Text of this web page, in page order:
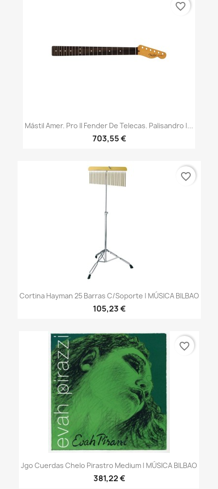
Mástil Amer. Pro II Fender De Telecas. Palisandro |...
703,55 €
favorite_border
Cortina Hayman 25 Barras C/soporte | MÚSICA BILBAO
105,23 €
favorite_border
Jgo Cuerdas Chelo Pirastro Medium | MÚSICA BILBAO
381,22 €
favorite_border